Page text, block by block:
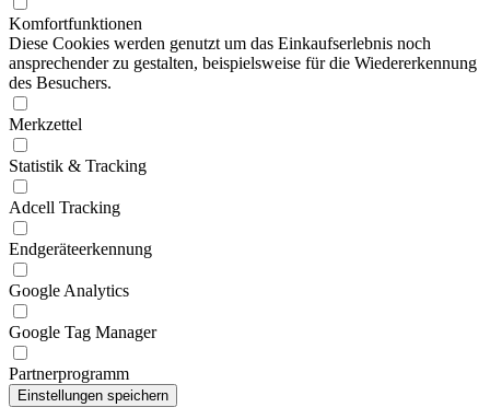
Komfortfunktionen
Diese Cookies werden genutzt um das Einkaufserlebnis noch
ansprechender zu gestalten, beispielsweise für die Wiedererkennung
des Besuchers.
Merkzettel
Statistik & Tracking
Adcell Tracking
Endgeräteerkennung
Google Analytics
Google Tag Manager
Partnerprogramm